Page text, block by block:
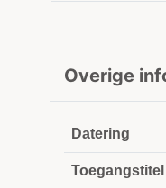
Overige
Datering
Toegangstitel